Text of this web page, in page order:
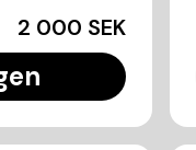
2 000 SEK